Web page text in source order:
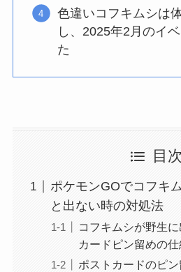
色違いコフキムシは
し、2025年2月のイ
た
目次
ポケモンGOでコフキ
と出ない時の対処法
コフキムシが野生
カードピン留めの仕
ポストカードのピ